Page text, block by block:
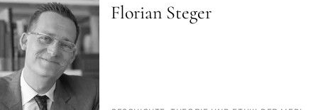
Florian Steger